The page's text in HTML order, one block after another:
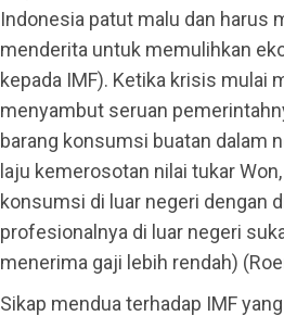
Indonesia patut malu dan harus
menderita untuk memulihkan
kepada IMF). Ketika krisis mulai
menyambut seruan
barang konsumsi buatan dalam
laju kemerosotan nilai tukar
konsumsi di luar negeri dengan
profesionalnya di luar negeri
menerima gaji lebih rendah)
Sikap mendua terhadap IMF